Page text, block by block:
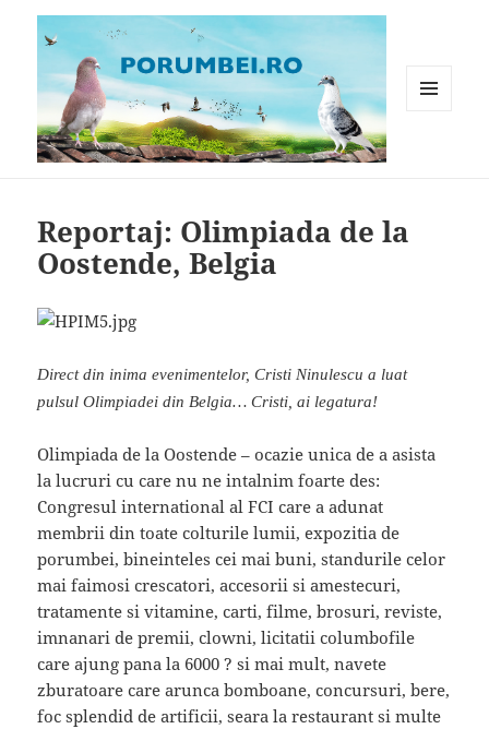
Reportaj: Olimpiada de la
Oostende, Belgia
Direct din inima evenimentelor, Cristi Ninulescu a luat
pulsul Olimpiadei din Belgia… Cristi, ai legatura!
Olimpiada de la Oostende – ocazie unica de a asista
la lucruri cu care nu ne intalnim foarte des:
Congresul international al FCI care a adunat
membrii din toate colturile lumii, expozitia de
porumbei, bineinteles cei mai buni, standurile celor
mai faimosi crescatori, accesorii si amestecuri,
tratamente si vitamine, carti, filme, brosuri, reviste,
imnanari de premii, clowni, licitatii columbofile
care ajung pana la 6000 ? si mai mult, navete
zburatoare care arunca bomboane, concursuri, bere,
foc splendid de artificii, seara la restaurant si multe